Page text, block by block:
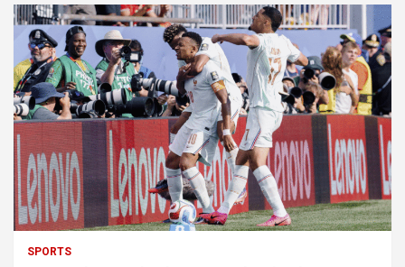
SPORTS